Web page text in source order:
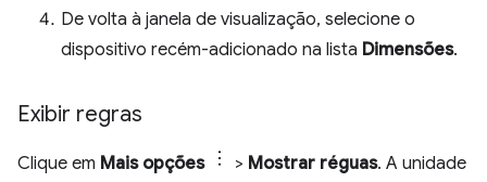
De volta à janela de visualização, selecione o
dispositivo recém-adicionado na lista Dimensões.
Exibir regras
Clique em Mais opções > Mostrar réguas. A unidade